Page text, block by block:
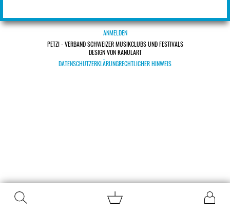
ANMELDEN
PETZI - VERBAND SCHWEIZER MUSIKCLUBS UND FESTIVALS
DESIGN VON KANULART
DATENSCHUTZERKLÄRUNGRECHTLICHER HINWEIS